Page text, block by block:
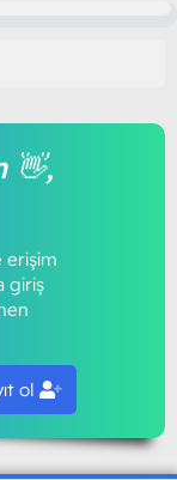
👋,
erişim
giriş
ol